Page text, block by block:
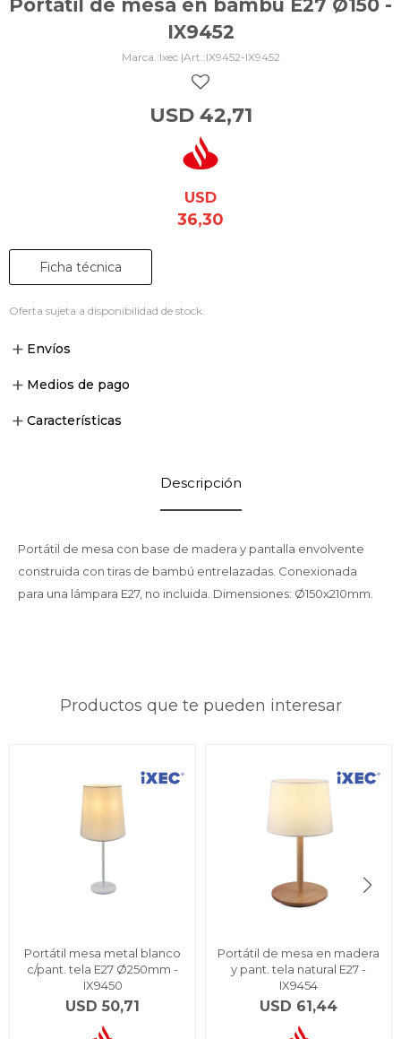
Portátil de mesa en bambú E27 Ø150 -
IX9452
Ixec | IX9452-IX9452
USD 42,71
USD
36,30
Ficha técnica
Oferta sujeta a disponibilidad de stock.
Envíos
Medios de pago
Características
Descripción
Portátil de mesa con base de madera y pantalla envolvente
construida con tiras de bambú entrelazadas. Conexionada
para una lámpara E27, no incluida. Dimensiones: Ø150x210mm.
Productos que te pueden interesar
Portátil mesa metal blanco
c/pant. tela E27 Ø250mm -
IX9450
USD 50,71
Portátil de mesa en madera
y pant. tela natural E27 -
IX9454
USD 61,44